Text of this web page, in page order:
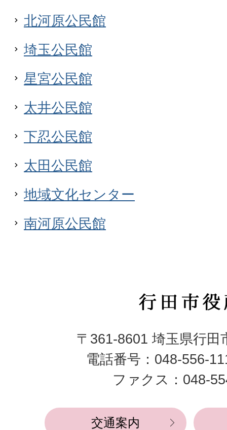
北河原公民館
埼玉公民館
星宮公民館
太井公民館
下忍公民館
太田公民館
地域文化センター
南河原公民館
行
市
役
所
〒361-8601 埼玉県行田
電話番号：048-556-
ファクス：048-
交通案内